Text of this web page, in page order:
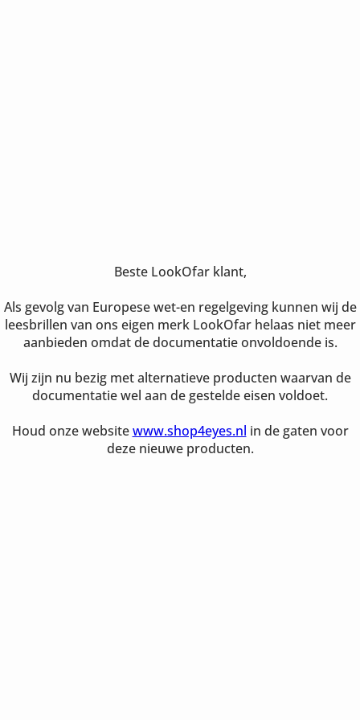
Beste LookOfar klant,
Als gevolg van Europese wet-en regelgeving kunnen wij de
leesbrillen van ons eigen merk LookOfar helaas niet meer
aanbieden omdat de documentatie onvoldoende is.
Wij zijn nu bezig met alternatieve producten waarvan de
documentatie wel aan de gestelde eisen voldoet.
Houd onze websitewww.shop4eyes.nl in de gaten voor
deze nieuwe producten.